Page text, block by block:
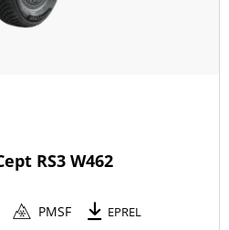
RS3 W462
PMSF EPREL